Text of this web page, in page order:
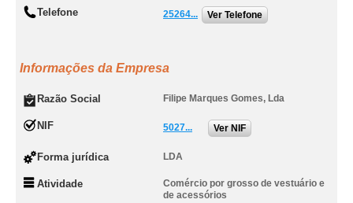
Telefone 25264... Ver Telefone
Informações da Empresa
Razão Social Filipe Marques Gomes, Lda
NIF 5027... Ver NIF
Forma jurídica LDA
Atividade
Comércio por grosso de vestuário e
de acessórios